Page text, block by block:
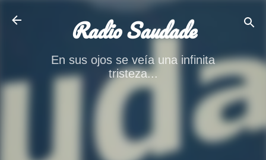
Radio Saudade
En sus ojos se veía una infinita
tristeza...